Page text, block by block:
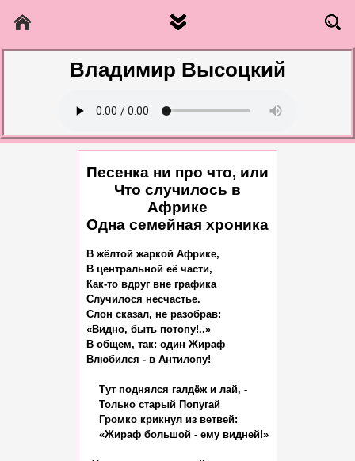
Владимир Высоцкий
Песенка ни про что, или
Что случилось в
Африке
Одна семейная хроника
В жёлтой жаркой Африке,
В центральной её части,
Как-то вдруг вне графика
Случилося несчастье.
Слон сказал, не разобрав:
«Видно, быть потопу!..»
В общем, так: один Жираф
Влюбился - в Антилопу!
    Тут поднялся галдёж и лай, -
    Только старый Попугай
    Громко крикнул из ветвей:
    «Жираф большой - ему видней!»